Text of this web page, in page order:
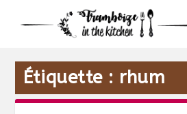
Étiquette : rhum